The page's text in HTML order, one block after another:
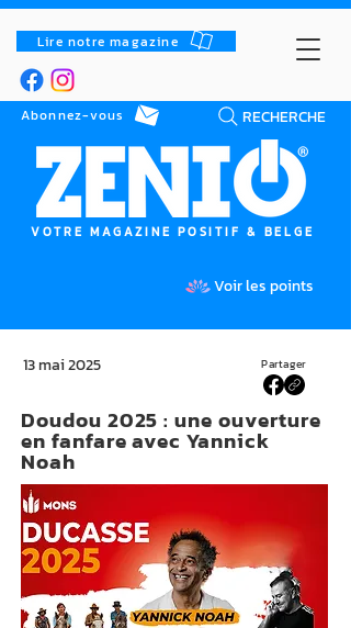
Lire notre magazine
RECHERCHE
Abonnez-vous
VOTRE MAGAZINE POSITIF & BELGE
Voir les points
Partager
13 mai 2025
Doudou 2025 : une ouverture
en fanfare avec Yannick
Noah